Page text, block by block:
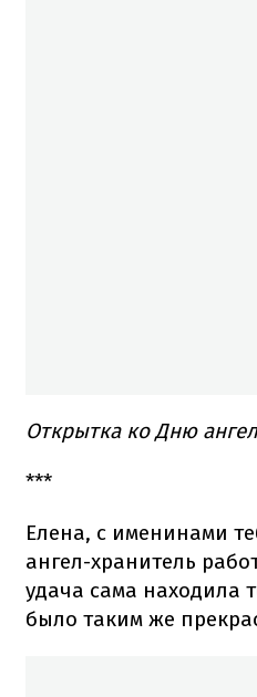
Открытка ко Дню
***
Елена, с именинами
ангел-хранитель
удача сама находила
было таким же